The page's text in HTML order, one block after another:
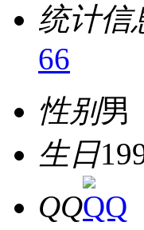
统计信
66
性别男
生日
QQ